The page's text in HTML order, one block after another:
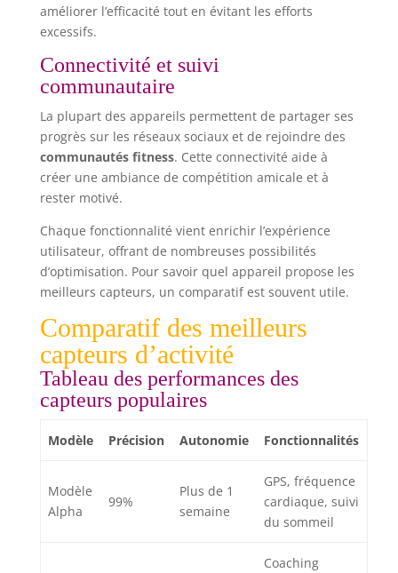
améliorer l’efficacité tout en évitant les efforts
excessifs.
Connectivité et suivi
communautaire
La plupart des appareils permettent de partager ses
progrès sur les réseaux sociaux et de rejoindre des
communautés fitness. Cette connectivité aide à
créer une ambiance de compétition amicale et à
rester motivé.
Chaque fonctionnalité vient enrichir l’expérience
utilisateur, offrant de nombreuses possibilités
d’optimisation. Pour savoir quel appareil propose les
meilleurs capteurs, un comparatif est souvent utile.
Comparatif des meilleurs
capteurs d’activité
Tableau des performances des
capteurs populaires
Modèle Précision Autonomie Fonctionnalités
Modèle
Alpha
99%
Plus de 1
semaine
GPS, fréquence
cardiaque, suivi
du sommeil
Coaching